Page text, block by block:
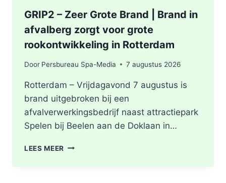
GRIP2 – Zeer Grote Brand | Brand in
afvalberg zorgt voor grote
rookontwikkeling in Rotterdam
Door Persbureau Spa-Media 7 augustus 2026
Rotterdam – Vrijdagavond 7 augustus is
brand uitgebroken bij een
afvalverwerkingsbedrijf naast attractiepark
Spelen bij Beelen aan de Doklaan in…
LEES MEER GRIP2